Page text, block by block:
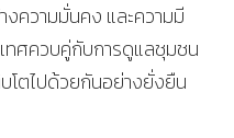
ความมั่นคง และความมี
ทศควบคู่กับการดูแลชุมชน
ตไปด้วยกันอย่างยั่งยืน